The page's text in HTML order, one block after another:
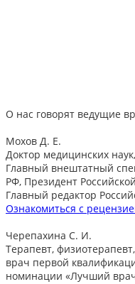
О нас говорят ведущие
Мохов Д. Е.
Доктор медицинских
Главный внештатный
РФ, Президент
Главный редактор
Ознакомиться с
Черепахина С. И.
Терапевт,
врач первой
номинации «Лучший